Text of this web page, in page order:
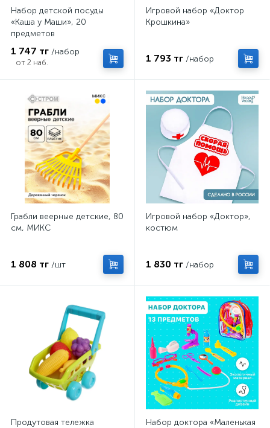
Набор детской посуды
«Каша у Маши», 20
предметов
1 747 тг /набор
от 2 наб.
Игровой набор «Доктор
Крошкина»
1 793 тг /набор
Грабли веерные детские, 80
см, МИКС
1 808 тг /шт
Игровой набор «Доктор»,
костюм
1 830 тг /набор
Продутовая тележка
Набор доктора «Маленькая